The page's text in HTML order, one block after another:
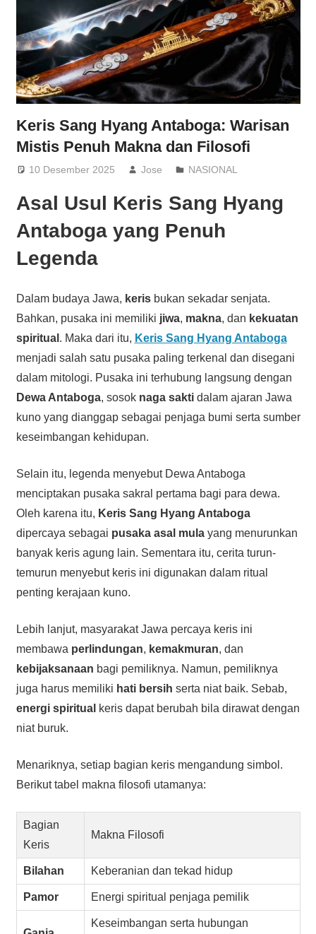
Keris Sang Hyang Antaboga: Warisan
Mistis Penuh Makna dan Filosofi
10 Desember 2025 Jose NASIONAL
Asal Usul Keris Sang Hyang
Antaboga yang Penuh
Legenda
Dalam budaya Jawa, kerisbukan sekadar senjata.
Bahkan, pusaka ini memiliki jiwa, makna, dan kekuatan
spiritual . Maka dari itu, Keris Sang Hyang Antaboga
menjadi salah satu pusaka paling terkenal dan disegani
dalam mitologi. Pusaka ini terhubung langsung dengan
Dewa Antaboga, sosok naga saktidalam ajaran Jawa
kuno yang dianggap sebagai penjaga bumi serta sumber
keseimbangan kehidupan.
Selain itu, legenda menyebut Dewa Antaboga
menciptakan pusaka sakral pertama bagi para dewa.
Oleh karena itu, Keris Sang Hyang Antaboga
dipercaya sebagai pusaka asal mulayang menurunkan
banyak keris agung lain. Sementara itu, cerita turun-
temurun menyebut keris ini digunakan dalam ritual
penting kerajaan kuno.
Lebih lanjut, masyarakat Jawa percaya keris ini
membawa perlindungan, kemakmuran, dan
kebijaksanaan bagi pemiliknya. Namun, pemiliknya
juga harus memiliki hati bersih serta niat baik. Sebab,
energi spiritual keris dapat berubah bila dirawat dengan
niat buruk.
Menariknya, setiap bagian keris mengandung simbol.
Berikut tabel makna filosofi utamanya:
Bagian
Keris
Makna Filosofi
Bilahan Keberanian dan tekad hidup
Pamor Energi spiritual penjaga pemilik
Keseimbangan serta hubungan